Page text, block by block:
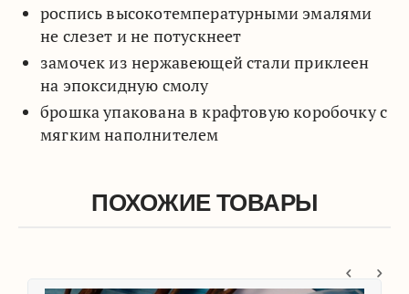
роспись высокотемпературными эмалями
не слезет и не потускнеет
замочек из нержавеющей стали приклеен
на эпоксидную смолу
брошка упакована в крафтовую коробочку с
мягким наполнителем
ПОХОЖИЕ ТОВАРЫ